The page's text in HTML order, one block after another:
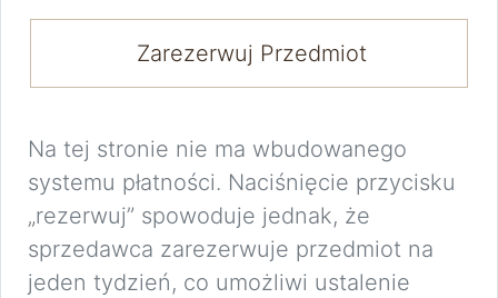
Zarezerwuj Przedmiot
Na tej stronie nie ma wbudowanego
systemu płatności. Naciśnięcie przycisku
„rezerwuj” spowoduje jednak, że
sprzedawca zarezerwuje przedmiot na
jeden tydzień, co umożliwi ustalenie